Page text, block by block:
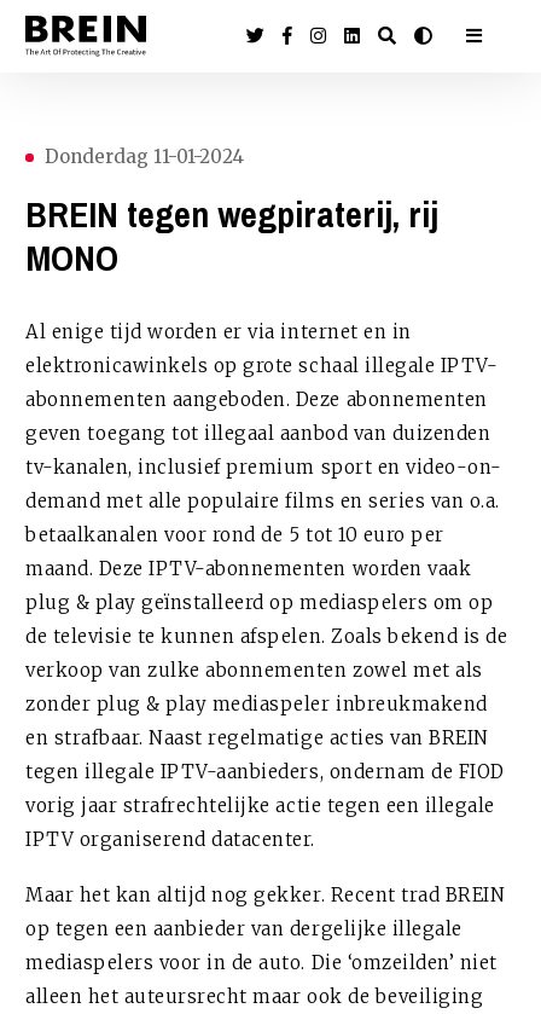
Donderdag 11-01-2024
BREIN tegen wegpiraterij, rij
MONO
Al enige tijd worden er via internet en in
elektronicawinkels op grote schaal illegale IPTV-
abonnementen aangeboden. Deze abonnementen
geven toegang tot illegaal aanbod van duizenden
tv-kanalen, inclusief premium sport en video-on-
demand met alle populaire films en series van o.a.
betaalkanalen voor rond de 5 tot 10 euro per
maand. Deze IPTV-abonnementen worden vaak
plug & play geïnstalleerd op mediaspelers om op
de televisie te kunnen afspelen. Zoals bekend is de
verkoop van zulke abonnementen zowel met als
zonder plug & play mediaspeler inbreukmakend
en strafbaar. Naast regelmatige acties van BREIN
tegen illegale IPTV-aanbieders, ondernam de FIOD
vorig jaar strafrechtelijke actie tegen een illegale
IPTV organiserend datacenter.
Maar het kan altijd nog gekker. Recent trad BREIN
op tegen een aanbieder van dergelijke illegale
mediaspelers voor in de auto. Die ‘omzeilden’ niet
alleen het auteursrecht maar ook de beveiliging